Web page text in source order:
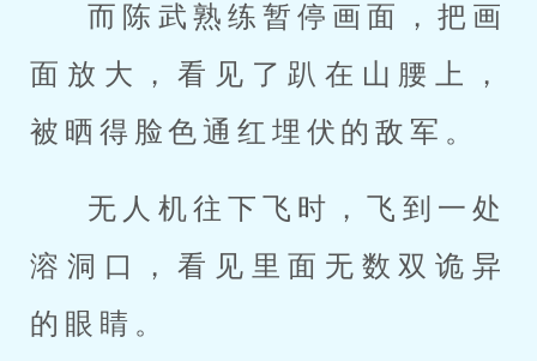
而陈武熟练暂停画面，把画
面放大，看见了趴在山腰上，
被晒得脸色通红埋伏的敌军。
无人机往下飞时，飞到一处
溶洞口，看见里面无数双诡异
的眼睛。